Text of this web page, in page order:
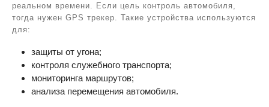
реальном времени. Если цель контроль автомобиля,
тогда нужен GPS трекер. Такие устройства используются
для:
защиты от угона;
контроля служебного транспорта;
мониторинга маршрутов;
анализа перемещения автомобиля.